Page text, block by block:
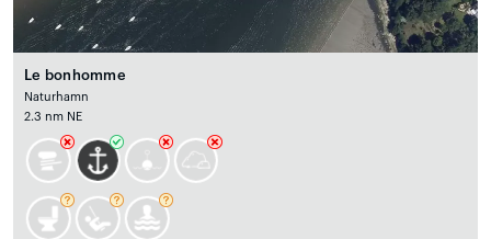
Le bonhomme
Naturhamn
2.3 nm NE